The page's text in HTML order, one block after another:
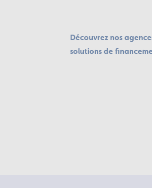
Découvrez nos
solutions de